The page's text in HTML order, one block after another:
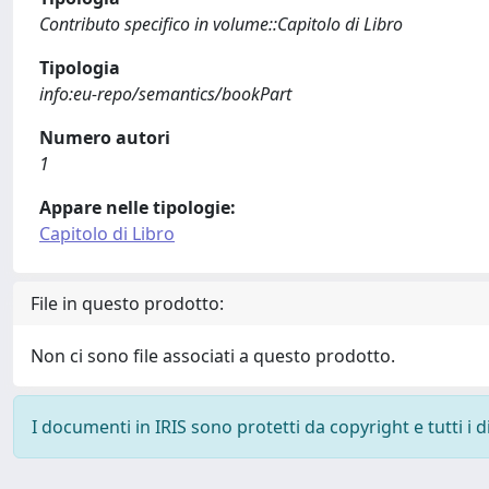
Contributo specifico in volume::Capitolo di Libro
Tipologia
info:eu-repo/semantics/bookPart
Numero autori
1
Appare nelle tipologie:
Capitolo di Libro
File in questo prodotto:
Non ci sono file associati a questo prodotto.
I documenti in IRIS sono protetti da copyright e tutti i